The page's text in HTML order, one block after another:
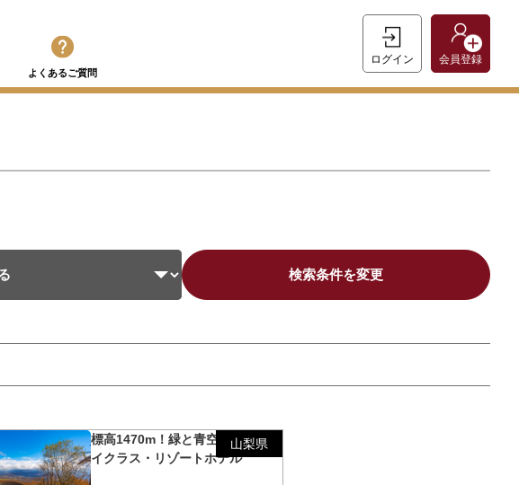
よくあるご質問
ログイン 会員登録
検索条件を変更
山梨県
標高1470m！緑と青空を望む♪ハ
イクラス・リゾートホテル